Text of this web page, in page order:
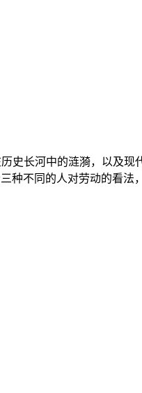
史长河中的涟漪，以及
种不同的人对劳动的看